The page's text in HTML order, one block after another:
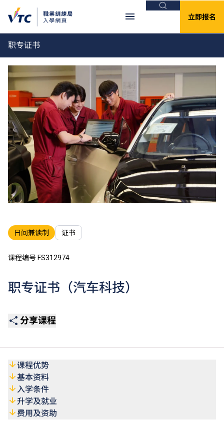
搜索
立即报名
职专证书
日间兼读制 证书
课程编号 FS312974
职专证书（汽车科技）
分享课程
课程优势
基本资料
入学条件
升学及就业
费用及资助